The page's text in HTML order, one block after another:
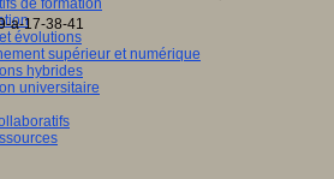
de formation
évolutions
supérieur et numérique
hybrides
universitaire